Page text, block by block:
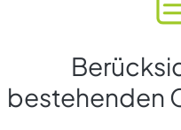
bestehenden